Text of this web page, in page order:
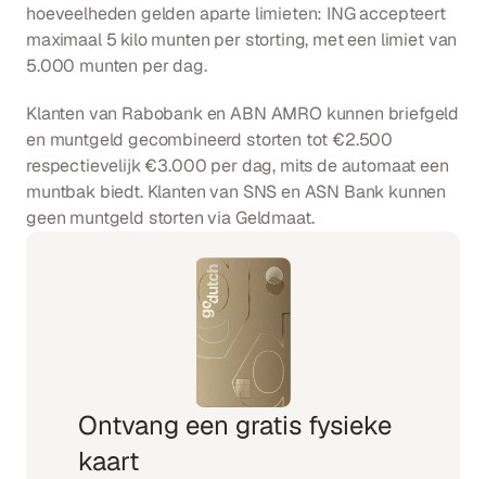
hoeveelheden gelden aparte limieten: ING accepteert
maximaal 5 kilo munten per storting, met een limiet van
5.000 munten per dag.
Klanten van Rabobank en ABN AMRO kunnen briefgeld
en muntgeld gecombineerd storten tot €2.500
respectievelijk €3.000 per dag, mits de automaat een
muntbak biedt. Klanten van SNS en ASN Bank kunnen
geen muntgeld storten via Geldmaat.
Ontvang een gratis fysieke
kaart